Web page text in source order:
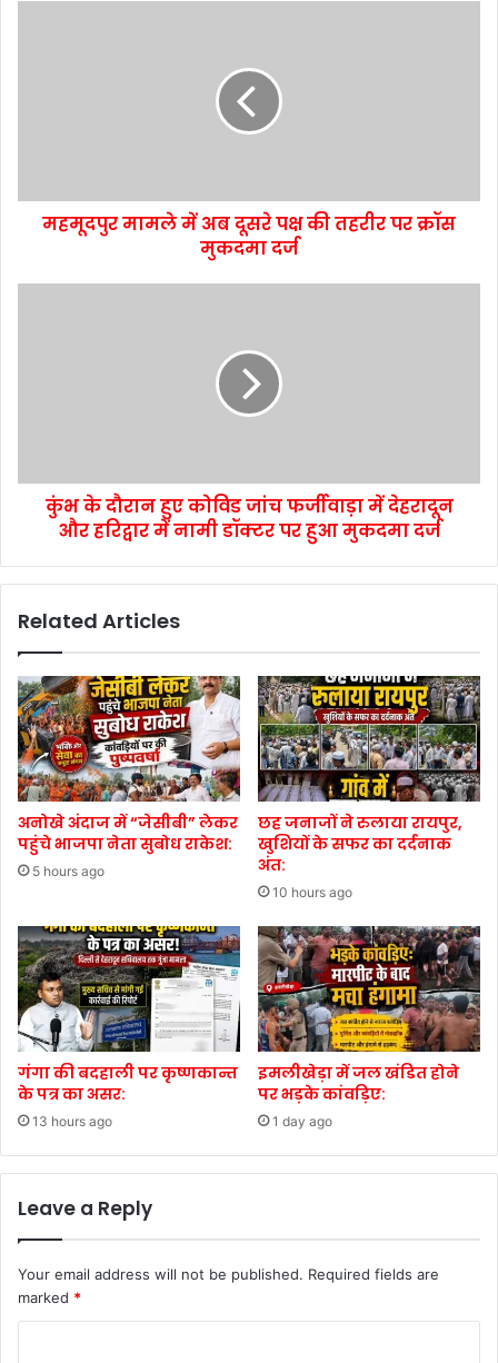
महमूदपुर मामले में अब दूसरे पक्ष की तहरीर पर क्रॉस
मुकदमा दर्ज
कुंभ के दौरान हुए कोविड जांच फर्जीवाड़ा में देहरादून
और हरिद्वार में नामी डॉक्टर पर हुआ मुकदमा दर्ज
Related Articles
अनोखे अंदाज में “जेसीबी” लेकर
पहुंचे भाजपा नेता सुबोध राकेश:
5 hours ago
छह जनाजों ने रुलाया रायपुर,
खुशियों के सफर का दर्दनाक
अंत:
10 hours ago
गंगा की बदहाली पर कृष्णकान्त
के पत्र का असर:
13 hours ago
इमलीखेड़ा में जल खंडित होने
पर भड़के कांवड़िए:
1 day ago
Leave a Reply
Your email address will not be published. Required fields are
marked *